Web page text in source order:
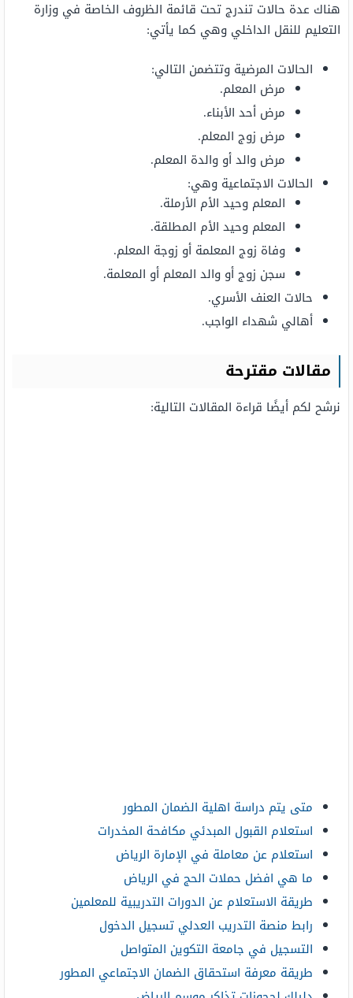
هناك عدة حالات تندرج تحت قائمة الظروف الخاصة في وزارة
التعليم للنقل الداخلي وهي كما يأتي:
الحالات المرضية وتتضمن التالي:
مرض المعلم.
مرض أحد الأبناء.
مرض زوج المعلم.
مرض والد أو والدة المعلم.
الحالات الاجتماعية وهي:
المعلم وحيد الأم الأرملة.
المعلم وحيد الأم المطلقة.
وفاة زوج المعلمة أو زوجة المعلم.
سجن زوج أو والد المعلم أو المعلمة.
حالات العنف الأسري.
أهالي شهداء الواجب.
مقالات مقترحة
نرشح لكم أيضًا قراءة المقالات التالية:
متى يتم دراسة اهلية الضمان المطور
استعلام القبول المبدئي مكافحة المخدرات
استعلام عن معاملة في الإمارة الرياض
ما هي افضل حملات الحج في الرياض
طريقة الاستعلام عن الدورات التدريبية للمعلمين
رابط منصة التدريب العدلي تسجيل الدخول
التسجيل في جامعة التكوين المتواصل
طريقة معرفة استحقاق الضمان الاجتماعي المطور